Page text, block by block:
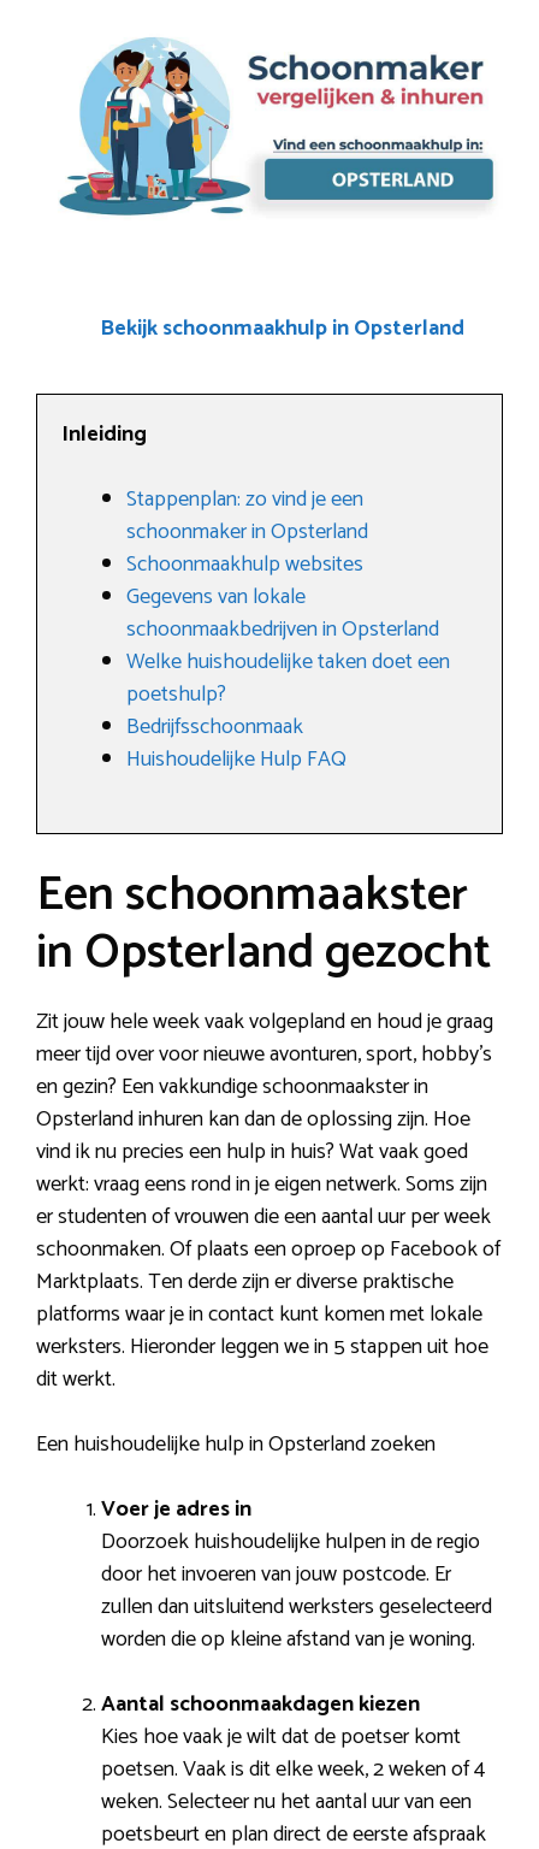
Bekijk schoonmaakhulp in Opsterland
Inleiding
Stappenplan: zo vind je een
schoonmaker in Opsterland
Schoonmaakhulp websites
Gegevens van lokale
schoonmaakbedrijven in Opsterland
Welke huishoudelijke taken doet een
poetshulp?
Bedrijfsschoonmaak
Huishoudelijke Hulp FAQ
Een schoonmaakster
in Opsterland gezocht
Zit jouw hele week vaak volgepland en houd je graag
meer tijd over voor nieuwe avonturen, sport, hobby’s
en gezin? Een vakkundige schoonmaakster in
Opsterland inhuren kan dan de oplossing zijn. Hoe
vind ik nu precies een hulp in huis? Wat vaak goed
werkt: vraag eens rond in je eigen netwerk. Soms zijn
er studenten of vrouwen die een aantal uur per week
schoonmaken. Of plaats een oproep op Facebook of
Marktplaats. Ten derde zijn er diverse praktische
platforms waar je in contact kunt komen met lokale
werksters. Hieronder leggen we in 5 stappen uit hoe
dit werkt.
Een huishoudelijke hulp in Opsterland zoeken
Voer je adres in
Doorzoek huishoudelijke hulpen in de regio
door het invoeren van jouw postcode. Er
zullen dan uitsluitend werksters geselecteerd
worden die op kleine afstand van je woning.
Aantal schoonmaakdagen kiezen
Kies hoe vaak je wilt dat de poetser komt
poetsen. Vaak is dit elke week, 2 weken of 4
weken. Selecteer nu het aantal uur van een
poetsbeurt en plan direct de eerste afspraak